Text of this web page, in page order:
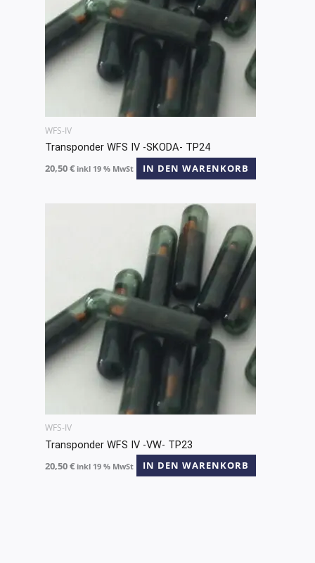
WFS-IV
Transponder WFS IV -SKODA- TP24
20,50€ inkl 19 % MwSt IN DEN WARENKORB
WFS-IV
Transponder WFS IV -VW- TP23
20,50€ inkl 19 % MwSt IN DEN WARENKORB